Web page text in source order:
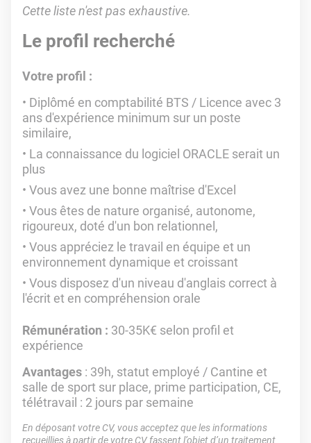
Cette liste n'est pas exhaustive.
Le profil recherché
Votre profil :
Diplômé en comptabilité BTS / Licence avec 3
ans d'expérience minimum sur un poste
similaire,
La connaissance du logiciel ORACLE serait un
plus
Vous avez une bonne maîtrise d'Excel
Vous êtes de nature organisé, autonome,
rigoureux, doté d'un bon relationnel,
Vous appréciez le travail en équipe et un
environnement dynamique et croissant
Vous disposez d'un niveau d'anglais correct à
l'écrit et en compréhension orale
Rémunération : 30-35K€ selon profil et
expérience
Avantages : 39h, statut employé / Cantine et
salle de sport sur place, prime participation, CE,
télétravail : 2 jours par semaine
En déposant votre CV, vous acceptez que les informations
recueillies à partir de votre CV fassent l’objet d’un traitement